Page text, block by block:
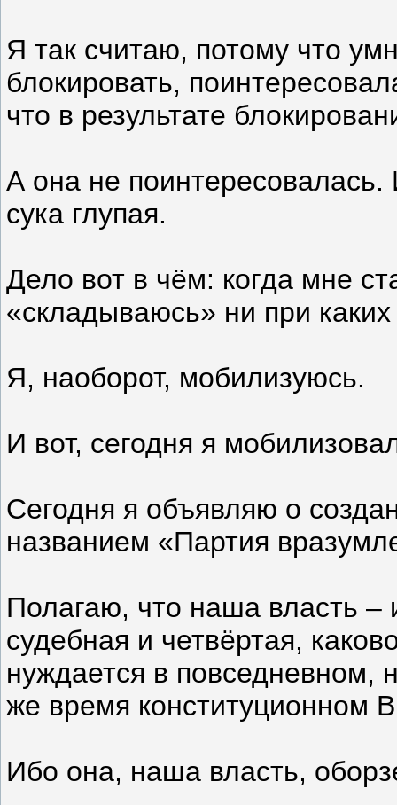
Я так считаю, потому что
блокировать,
что в результате
А она не поинтересовалась.
сука глупая.
Дело вот в чём: когда мне
«складываюсь» ни при
Я, наоборот, мобилизуюсь.
И вот, сегодня я
Сегодня я объявляю о
названием «Партия
Полагаю, что наша власть –
судебная и четвёртая,
нуждается в повседневном,
же время
Ибо она, наша власть,